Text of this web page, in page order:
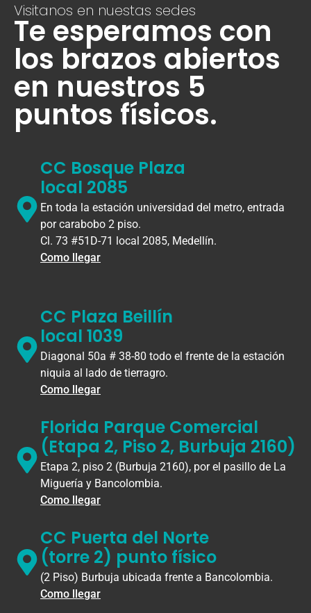
Visitanos en nuestas sedes
Te esperamos con
los brazos abiertos
en nuestros 5
puntos físicos.
CC Bosque Plaza
local 2085
En toda la estación universidad del metro, entrada
por carabobo 2 piso.
Cl. 73 #51D-71 local 2085, Medellín.
Como llegar
CC Plaza Beillín
local 1039
Diagonal 50a # 38-80 todo el frente de la estación
niquia al lado de tierragro.
Como llegar
Florida Parque Comercial
(Etapa 2, Piso 2, Burbuja 2160)
Etapa 2, piso 2 (Burbuja 2160), por el pasillo de La
Miguería y Bancolombia.
Como llegar
CC Puerta del Norte
(torre 2) punto físico
(2 Piso) Burbuja ubicada frente a Bancolombia.
Como llegar